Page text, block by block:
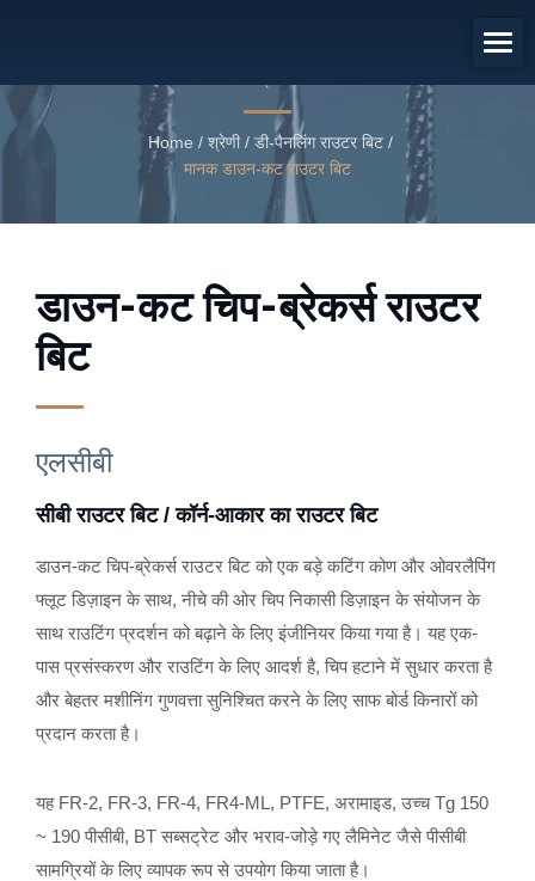
बिट
Home / श्रेणी / डी-पैनलिंग राउटर बिट /
मानक डाउन-कट राउटर बिट
डाउन-कट चिप-ब्रेकर्स राउटर
बिट
एलसीबी
सीबी राउटर बिट / कॉर्न-आकार का राउटर बिट
डाउन-कट चिप-ब्रेकर्स राउटर बिट को एक बड़े कटिंग कोण और ओवरलैपिंग
फ्लूट डिज़ाइन के साथ, नीचे की ओर चिप निकासी डिज़ाइन के संयोजन के
साथ राउटिंग प्रदर्शन को बढ़ाने के लिए इंजीनियर किया गया है। यह एक-
पास प्रसंस्करण और राउटिंग के लिए आदर्श है, चिप हटाने में सुधार करता है
और बेहतर मशीनिंग गुणवत्ता सुनिश्चित करने के लिए साफ बोर्ड किनारों को
प्रदान करता है।
यह FR-2, FR-3, FR-4, FR4-ML, PTFE, अरामाइड, उच्च Tg 150
~ 190 पीसीबी, BT सब्सट्रेट और भराव-जोड़े गए लैमिनेट जैसे पीसीबी
सामग्रियों के लिए व्यापक रूप से उपयोग किया जाता है।